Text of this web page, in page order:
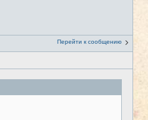
Перейти к сообщению